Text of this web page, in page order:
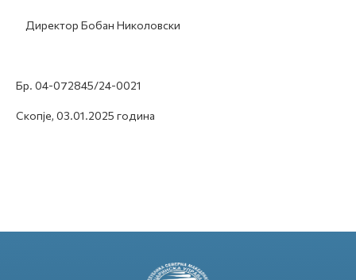
Директор Бобан Николовски
Бр. 04-072845/24-0021
Скопје, 03.01.2025 година